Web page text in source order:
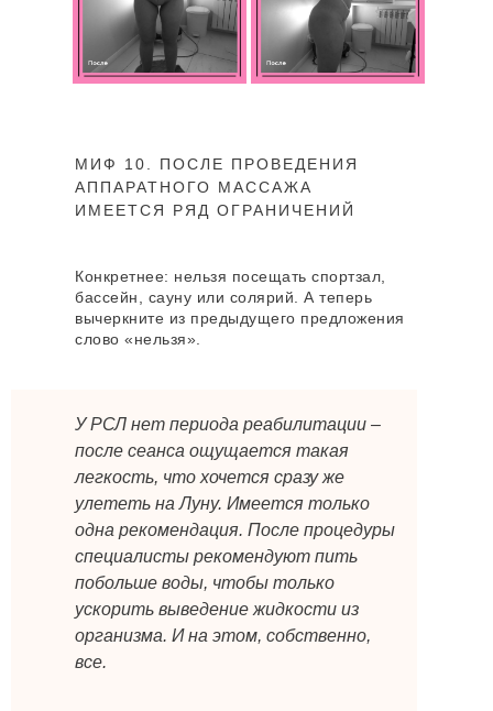
МИФ 10. ПОСЛЕ ПРОВЕДЕНИЯ
АППАРАТНОГО МАССАЖА
ИМЕЕТСЯ РЯД ОГРАНИЧЕНИЙ
У РСЛ нет периода реабилитации –
после сеанса ощущается такая
легкость, что хочется сразу же
улететь на Луну. Имеется только
одна рекомендация. После процедуры
специалисты рекомендуют пить
побольше воды, чтобы только
ускорить выведение жидкости из
организма. И на этом, собственно,
все.
Конкретнее: нельзя посещать спортзал,
бассейн, сауну или солярий. А теперь
вычеркните из предыдущего предложения
слово «нельзя».
УСЛУГИ
АППАРАТНЫЙ МАССАЖ ДЛЯ
ЛИЦА ФЕЙСЛИФТ
АНТИЦЕЛЛЮЛИТНЫЙ МАССАЖ
Однозначно вычеркнет слово
«целлюлит» из жизни
даже от срывов в питании
РСЛ-СКУЛЬПТУРИРОВАНИЕ
и спорта